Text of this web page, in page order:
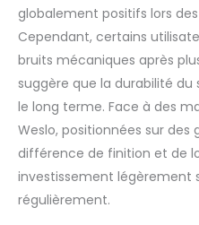
globalement positifs lors
Cependant, certains
bruits mécaniques après
suggère que la durabilité du
le long terme. Face à des
Weslo, positionnées sur des
différence de finition et de
investissement légèrement
régulièrement.